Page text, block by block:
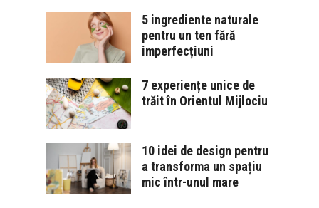
5 ingrediente naturale
pentru un ten fără
imperfecțiuni
7 experiențe unice de
trăit în Orientul Mijlociu
10 idei de design pentru
a transforma un spațiu
mic într-unul mare